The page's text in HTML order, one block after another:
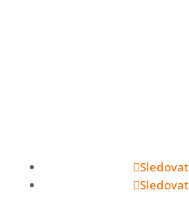
Sledovat
Sledovat